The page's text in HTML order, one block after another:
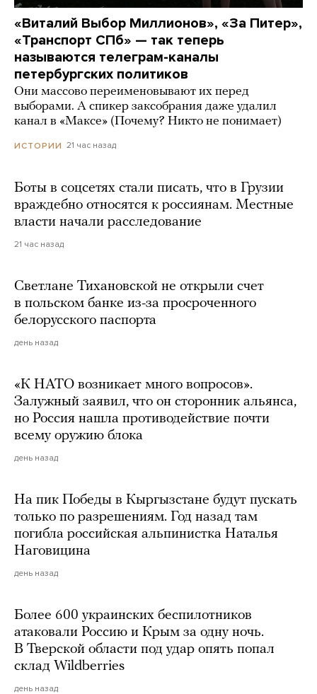
«Виталий Выбор Миллионов», «За Питер»,
«Транспорт СПб» — так теперь
называются телеграм-каналы
петербургских политиков
Они массово переименовывают их перед
выборами. А спикер заксобрания даже удалил
канал в «Максе» (Почему? Никто не понимает)
ИСТОРИИ 21 час назад
Боты в соцсетях стали писать, что в Грузии
враждебно относятся к россиянам. Местные
власти начали расследование
21 час назад
Светлане Тихановской не открыли счет
в польском банке из-за просроченного
белорусского паспорта
день назад
«К НАТО возникает много вопросов».
Залужный заявил, что он сторонник альянса,
но Россия нашла противодействие почти
всему оружию блока
день назад
На пик Победы в Кыргызстане будут пускать
только по разрешениям. Год назад там
погибла российская альпинистка Наталья
Наговицина
день назад
Более 600 украинских беспилотников
атаковали Россию и Крым за одну ночь.
В Тверской области под удар опять попал
склад Wildberries
день назад